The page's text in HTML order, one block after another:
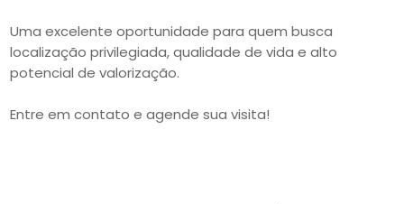
Uma excelente oportunidade para quem busca
localização privilegiada, qualidade de vida e alto
potencial de valorização.
Entre em contato e agende sua visita!